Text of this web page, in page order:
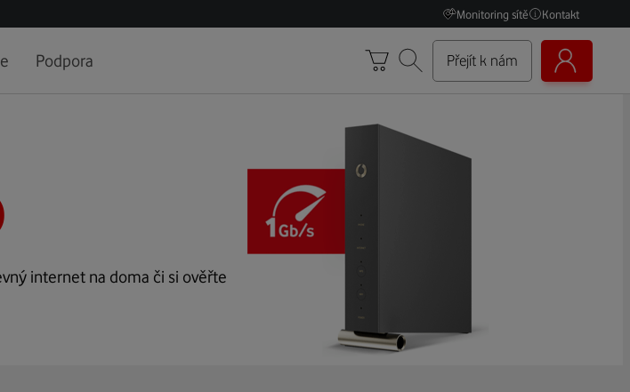
Monitoring sítě Kontakt
Podpora Přejít k nám
internet na doma či si ověřte